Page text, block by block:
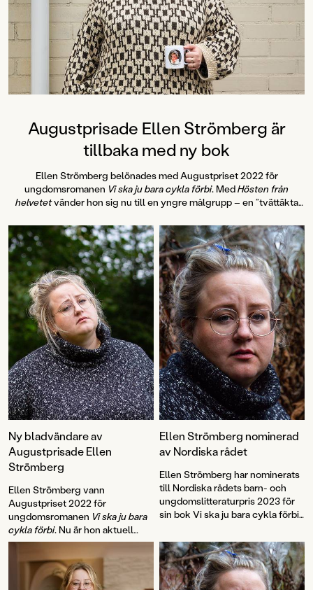
Augustprisade Ellen Strömberg är
tillbaka med ny bok
Ellen Strömberg belönades med Augustpriset 2022 för
ungdomsromanen Vi ska ju bara cykla förbi. MedHösten från
helvetetvänder hon sig nu till en yngre målgrupp – en ”tvättäkta
Ny bladvändare av
Augustprisade Ellen
Strömberg
Ellen Strömberg vann
Augustpriset 2022 för
ungdomsromanen Vi ska ju bara
cykla förbi. Nu är hon aktuell
medIngen början inget slut,
magisk realism om förälskelse,
sorg och utanförskap. Och om
att leva vidare i andra, för evigt.
Ellen Strömberg nominerad
av Nordiska rådet
Ellen Strömberg har nominerats
till Nordiska rådets barn- och
ungdomslitteraturpris 2023 för
sin bok Vi ska ju bara cykla förbi.
glasklar. Mandas berättarjag och
-röst klockrent återgivna”,
skriver juryn i sin motivering.